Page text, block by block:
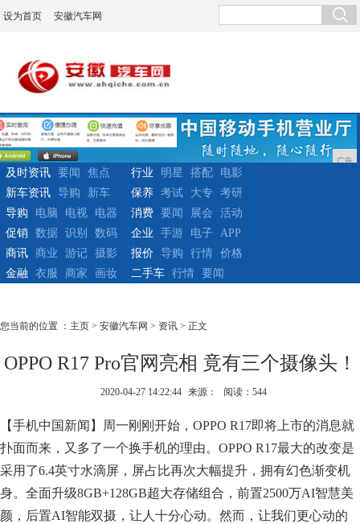
设为首页 安徽汽车网
广告
及时资讯 要闻
焦点
新车资讯
导购 新车
行业 明星 搭配
电影
保养
考试 大专
考研
导购
电脑 电视
电器
促销
数据 识别 数码
消费 要闻 展会
活动
企业
手游 电子
APP
商讯
商业 游记
摄影
金融
衣服 商家 画妆
报价 导购 行情
价格
二手车
行情 要闻
您当前的位置 ： 主页 > 安徽汽车网 > 资讯 > 正文
OPPO R17 Pro官网亮相 竟有三个摄像头！
2020-04-27 14:22:44 来源： 阅读：544
【手机中国新闻】周一刚刚开始，OPPO R17即将上市的消息就
扑面而来，又多了一个换手机的理由。OPPO R17最大的改变是
采用了6.4英寸水滴屏，屏占比再次大幅提升，拥有幻色渐变机
身。全面升级8GB+128GB超大存储组合，前置2500万AI智慧美
颜，后置AI智能双摄，让人十分心动。然而，让我们更心动的